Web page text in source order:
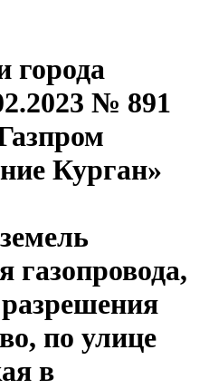
города
№ 891
Курган»
газопровода,
по улице
в